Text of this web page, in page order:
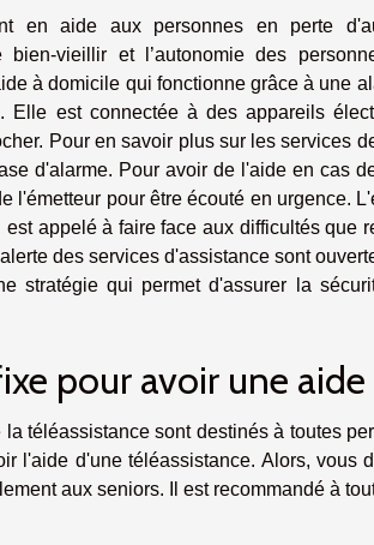
en aide aux personnes en perte
bien-vieillir et l’autonomie des
à domicile qui fonctionne grâce à une
est connectée à des appareils
Pour en savoir plus sur les services
d'alarme. Pour avoir de l'aide en cas
l'émetteur pour être écouté en urgence.
appelé à faire face aux difficultés que
des services d'assistance sont
stratégie qui permet d'assurer la
pour avoir une aide
la téléassistance sont destinés à toutes
l'aide d'une téléassistance. Alors, vous
aux seniors. Il est recommandé à